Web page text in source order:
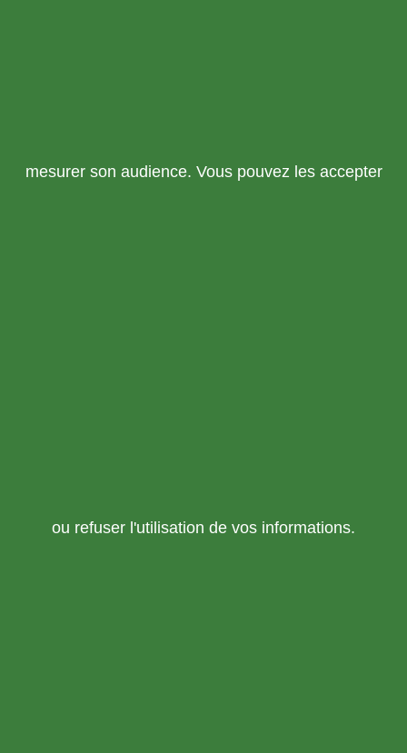
mesurer son audience. Vous pouvez les accepter
ou refuser l'utilisation de vos informations.